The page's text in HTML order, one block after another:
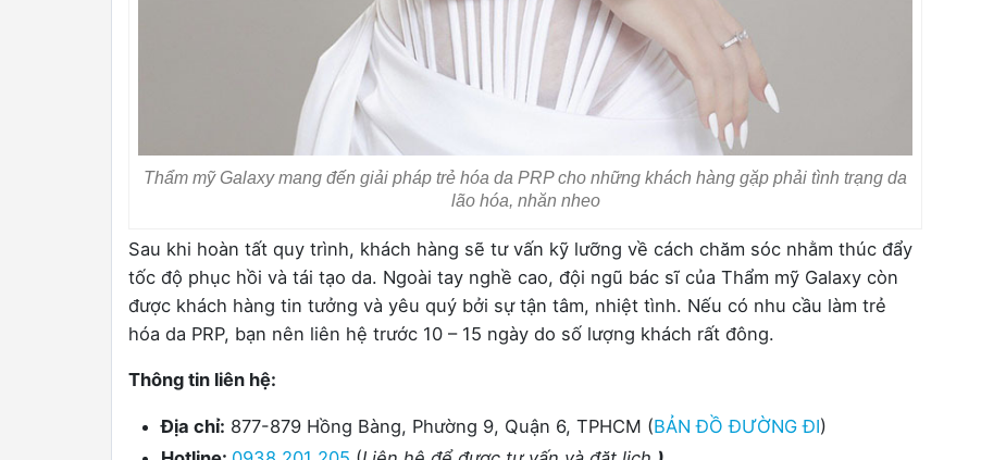
Thẩm mỹ Galaxy mang đến giải pháp trẻ hóa da PRP cho những khách hàng gặp phải tình trạng da
lão hóa, nhăn nheo
Sau khi hoàn tất quy trình, khách hàng sẽ tư vấn kỹ lưỡng về cách chăm sóc nhằm thúc đẩy
tốc độ phục hồi và tái tạo da. Ngoài tay nghề cao, đội ngũ bác sĩ của Thẩm mỹ Galaxy còn
được khách hàng tin tưởng và yêu quý bởi sự tận tâm, nhiệt tình. Nếu có nhu cầu làm trẻ
hóa da PRP, bạn nên liên hệ trước 10 – 15 ngày do số lượng khách rất đông.
Thông tin liên hệ:
Địa chỉ: 877-879 Hồng Bàng, Phường 9, Quận 6, TPHCM (BẢN ĐỒ ĐƯỜNG ĐI)